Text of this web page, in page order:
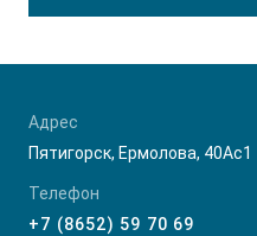
Адрес
Пятигорск, Ермолова, 40Ас1
Телефон
+7 (8652) 59 70 69